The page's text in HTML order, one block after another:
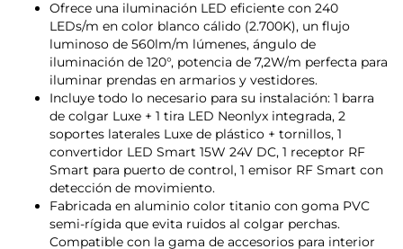
Ofrece una iluminación LED eficiente con 240
LEDs/m en color blanco cálido (2.700K), un flujo
luminoso de 560lm/m lúmenes, ángulo de
iluminación de 120°, potencia de 7,2W/m perfecta para
iluminar prendas en armarios y vestidores.
Incluye todo lo necesario para su instalación: 1 barra
de colgar Luxe + 1 tira LED Neonlyx integrada, 2
soportes laterales Luxe de plástico + tornillos, 1
convertidor LED Smart 15W 24V DC, 1 receptor RF
Smart para puerto de control, 1 emisor RF Smart con
detección de movimiento.
Fabricada en aluminio color titanio con goma PVC
semi-rígida que evita ruidos al colgar perchas.
Compatible con la gama de accesorios para interior